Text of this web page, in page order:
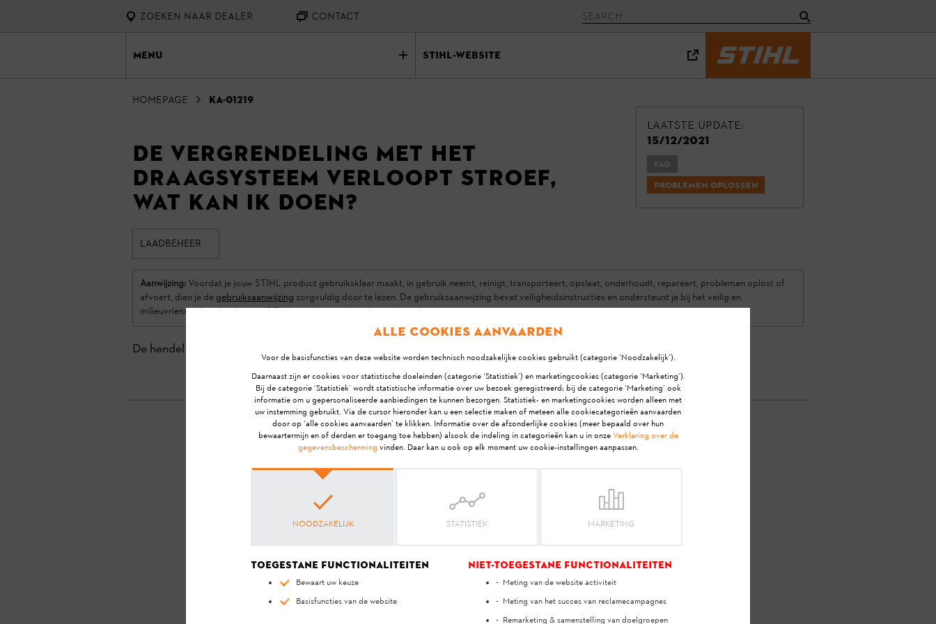
ZOEKEN NAAR DEALER CONTACT
Menu Stihl-website
homepage KA-01219
De vergrendeling met het
draagsysteem verloopt stroef,
wat kan ik doen?
LAADBEHEER
Laatste update:
15/12/2021
FAQ
Problemen oplossen
Aanwijzing: Voordat je jouw STIHL product gebruiksklaar maakt, in gebruik neemt, reinigt, transporteert, opslaat, onderhoudt, repareert, problemen oplost of
afvoert, dien je de gebruiksaanwijzing zorgvuldig door te lezen. De gebruiksaanwijzing bevat veiligheidsinstructies en ondersteunt je bij het veilig en
milieuvriendelijk gebruik van je STIHL product gedurende een lange levensduur.
De hendel kan stroef worden als die vuil is. Reinig en smeer de metalen rails.
Je mening is belangrijk voor ons!
Heeft het antwoord geholpen?
Alle cookies aanvaarden
Voor de basisfuncties van deze website worden technisch noodzakelijke cookies gebruikt (categorie ‘Noodzakelijk’).
Daarnaast zijn er cookies voor statistische doeleinden (categorie ‘Statistiek’) en marketingcookies (categorie ‘Marketing’).
Bij de categorie ‘Statistiek’ wordt statistische informatie over uw bezoek geregistreerd; bij de categorie ‘Marketing’ ook
informatie om u gepersonaliseerde aanbiedingen te kunnen bezorgen. Statistiek- en marketingcookies worden alleen met
uw instemming gebruikt. Via de cursor hieronder kan u een selectie maken of meteen alle cookiecategorieën aanvaarden
door op ‘alle cookies aanvaarden’ te klikken. Informatie over de afzonderlijke cookies (meer bepaald over hun
bewaartermijn en of derden er toegang toe hebben) alsook de indeling in categorieën kan u in onzeVerklaring over de
gegevensbescherming vinden. Daar kan u ook op elk moment uw cookie-instellingen aanpassen.
NOODZAKELIJK STATISTIEK MARKETING
Toegestane functionaliteiten
Bewaart uw keuze
Basisfuncties van de website
Niet-toegestane functionaliteiten
Meting van de website activiteit
Meting van het succes van reclamecampagnes
Remarketing & samenstelling van doelgroepen